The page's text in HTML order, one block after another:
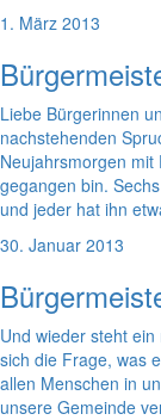
1. März 2013
Liebe Bürgerinnen
nachstehenden
Neujahrsmorgen
gegangen bin.
und jeder hat ihn
30. Januar 2013
Und wieder steht
sich die Frage, was
allen Menschen in
unsere Gemeinde